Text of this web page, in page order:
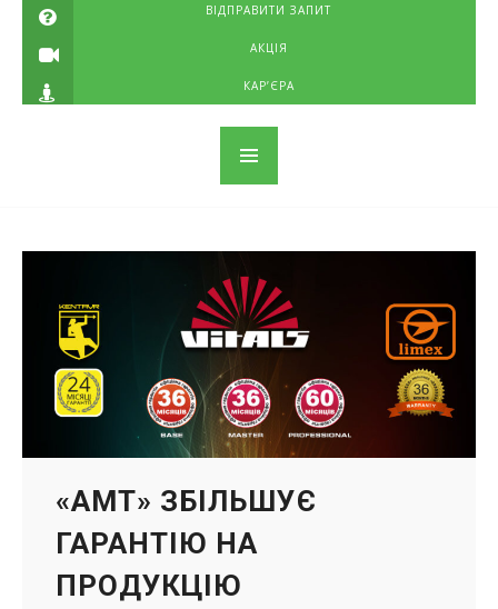
ВІДПРАВИТИ ЗАПИТ
АКЦІЯ
КАР’ЄРА
«АМТ» ЗБІЛЬШУЄ
ГАРАНТІЮ НА
ПРОДУКЦІЮ